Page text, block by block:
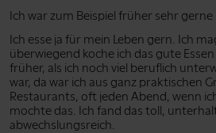
Ich war zum Beispiel früher sehr gerne
Ich esse ja für mein Leben gern. Ich
überwiegend koche ich das gute
früher, als ich noch viel beruflich
war, da war ich aus ganz praktischen
Restaurants, oft jeden Abend, wenn
mochte das. Ich fand das toll,
abwechslungsreich.